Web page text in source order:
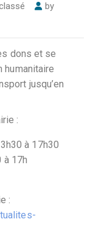
by
dons et se
humanitaire
jusqu’en
:
à 17h30
à 17h
: